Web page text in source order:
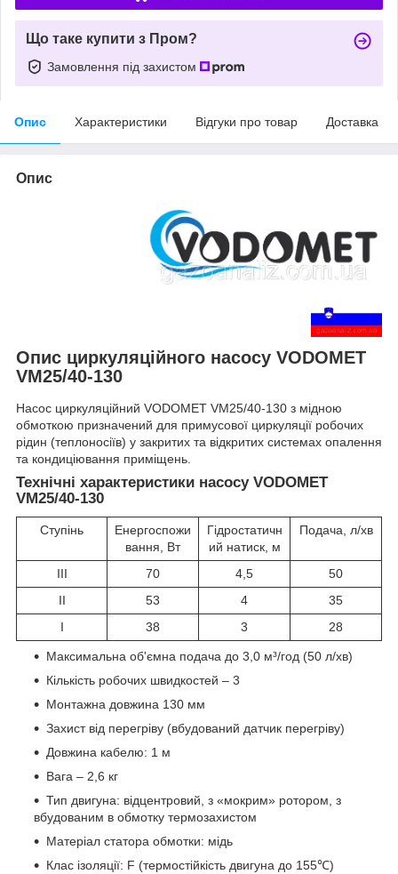
Що таке купити з Пром?
Замовлення під захистом
Опис Характеристики Відгуки про товар Доставка
Опис
Опис циркуляційного насосу VODOMET
VM25/40-130
Насос циркуляційний VODOMET VM25/40-130 з мідною
обмоткою призначений для примусової циркуляції робочих
рідин (теплоносіїв) у закритих та відкритих системах опалення
та кондиціювання приміщень.
Технічні характеристики насосу VODOMET
VM25/40-130
Ступінь
Енергоспожи
вання, Вт
Гідростатичн
ий натиск, м
Подача, л/хв
III 70 4,5
50
II
53 4
35
I
38 3 28
Максимальна об'ємна подача до 3,0 м³/год (50 л/хв)
Кількість робочих швидкостей – 3
Монтажна довжина 130 мм
Захист від перегріву (вбудований датчик перегріву)
Довжина кабелю: 1 м
Вага – 2,6 кг
Тип двигуна: відцентровий, з «мокрим» ротором, з
вбудованим в обмотку термозахистом
Матеріал статора обмотки: мідь
Клас ізоляції: F (термостійкість двигуна до 155℃)